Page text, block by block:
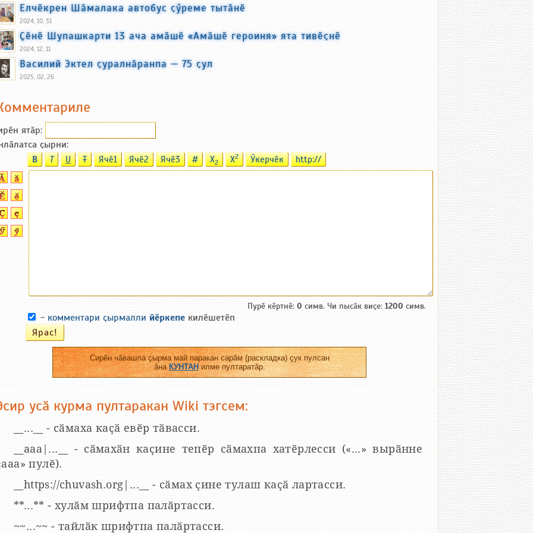
Елчӗкрен Шӑмалака автобус ҫӳреме тытӑнӗ
2024, 10, 31
Ҫӗнӗ Шупашкарти 13 ача амӑшӗ «Амӑшӗ героиня» ята тивӗҫнӗ
2024, 12, 11
Василий Эктел ҫуралнӑранпа — 75 ҫул
2025, 02, 26
ятӑp:
ҫырни:
B T U T Ячӗ1 Ячӗ2 Ячӗ3 # X2 X2 Ӳкерчӗк http://
Пурӗ кӗртнӗ: 0 симв. Чи пысӑк виҫе: 1200 симв.
- комментари ҫырмалли йӗркепе килӗшетӗп
Сирӗн чӑвашла ҫырма май паракан сарӑм (раскладка) ҫук пулсан
ӑнаКУНТАНилме пултаратӑр.
усӑ курма пултаракан Wiki тэгсем:
__...__ - сӑмаха каҫӑ евӗр тӑвасси.
__aaa|...__ - сӑмахӑн каҫине тепӗр сӑмахпа хатӗрлесси («...» вырӑнне
пулӗ).
__https://chuvash.org|...__ - сӑмах ҫине тулаш каҫӑ лартасси.
**...** - хулӑм шрифтпа палӑртасси.
~~...~~ - тайлӑк шрифтпа палӑртасси.